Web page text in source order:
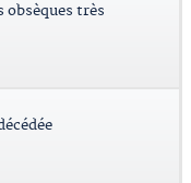
obsèques très